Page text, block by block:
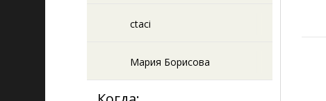
ctaci
Мария Борисова